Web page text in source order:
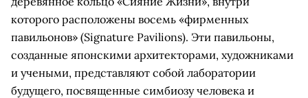
которого расположены восемь «фирменных
павильонов» (Signature Pavilions). Эти павильоны,
созданные японскими архитекторами, художниками
и учеными, представляют собой лаборатории
будущего, посвященные симбиозу человека и